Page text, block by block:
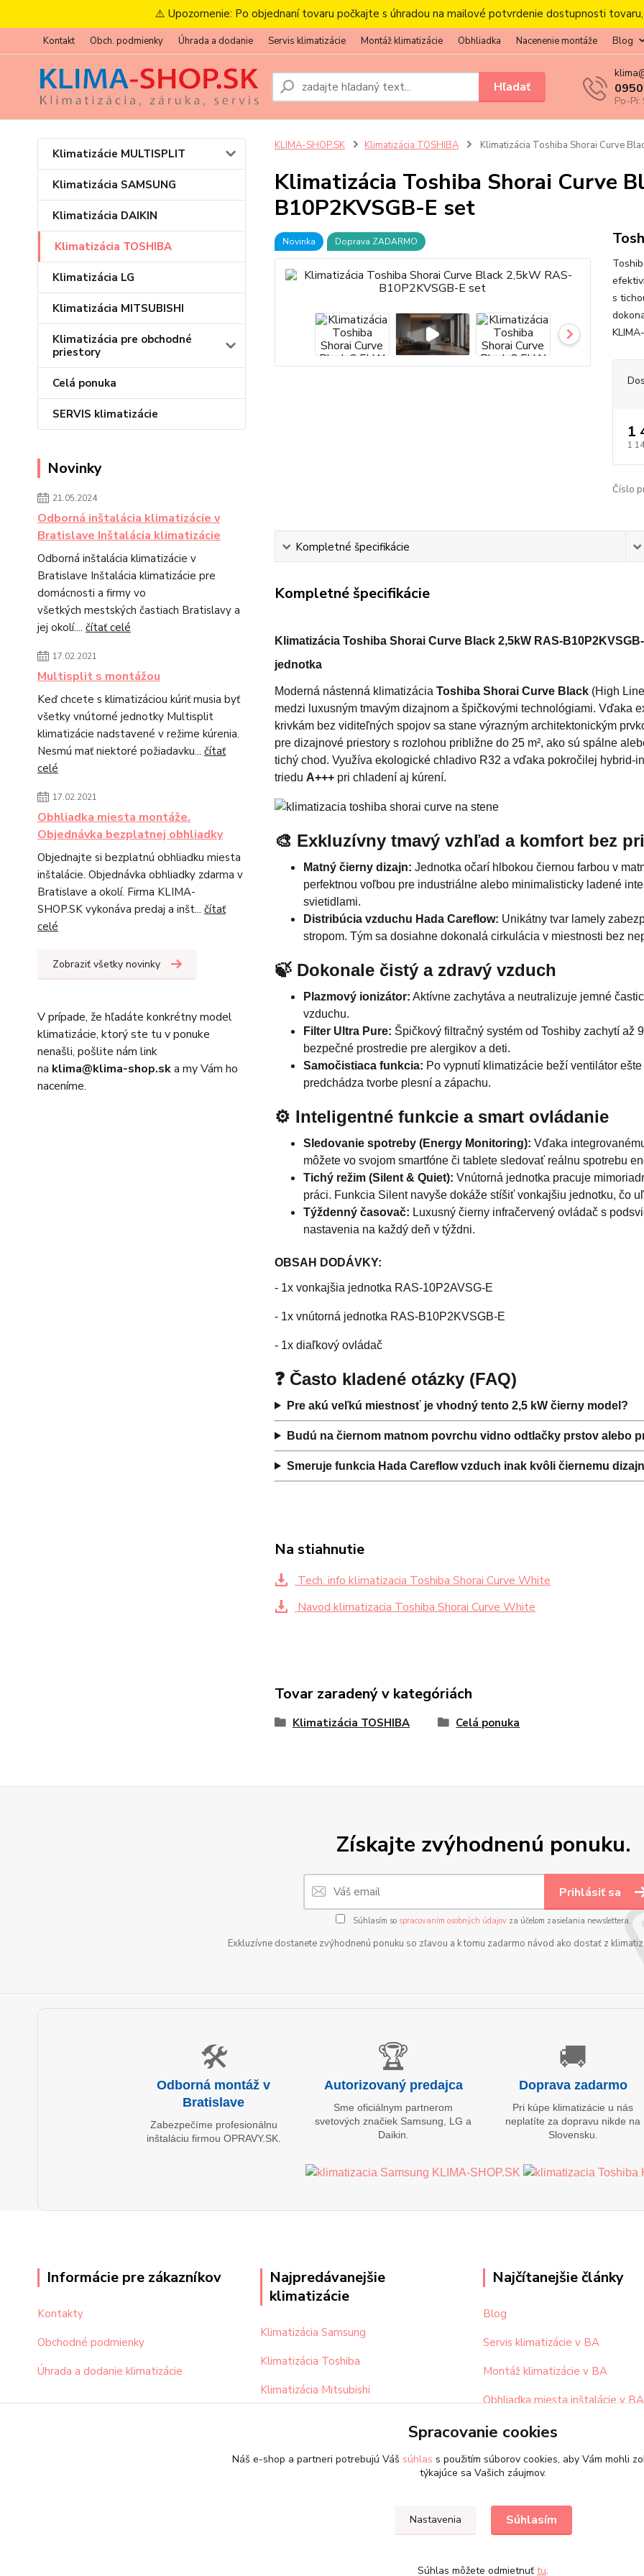
⚠️ Upozornenie: Po objednaní tovaru počkajte s úhradou na mailové potvrdenie dostupnosti
Kontakt Obch. podmienky Úhrada a dodanie Servis klimatizácie Montáž klimatizácie Obhliadka Nacenenie montáže Blog
Hľadať
Po-Pi:
Klimatizácie MULTISPLIT
Klimatizácia SAMSUNG
Klimatizácia DAIKIN
Klimatizácia TOSHIBA
Klimatizácia LG
Klimatizácia MITSUBISHI
Klimatizácia pre obchodné
priestory
Celá ponuka
SERVIS klimatizácie
Novinky
21.05.2024
Odborná inštalácia klimatizácie v
Bratislave Inštalácia klimatizácie
Odborná inštalácia klimatizácie v
Bratislave Inštalácia klimatizácie pre
domácnosti a firmy vo
všetkých mestských častiach Bratislavy a
jej okolí.... čítať celé
17.02.2021
Multisplit s montážou
Keď chcete s klimatizáciou kúriť musia byť
všetky vnútorné jednotky Multisplit
klimatizácie nadstavené v režime kúrenia.
Nesmú mať niektoré požiadavku... čítať
celé
17.02.2021
Obhliadka miesta montáže.
Objednávka bezplatnej obhliadky
Objednajte si bezplatnú obhliadku miesta
inštalácie. Objednávka obhliadky zdarma v
Bratislave a okolí. Firma KLIMA-
SHOP.SK vykonáva predaj a inšt... čítať
celé
Zobraziť všetky novinky
V prípade, že hľadáte konkrétny model
klimatizácie, ktorý ste tu v ponuke
nenašli, pošlite nám link
na klima@klima-shop.ska my Vám ho
naceníme.
KLIMA-SHOP.SK Klimatizácia TOSHIBA Klimatizácia Toshiba Shorai Curve
Klimatizácia Toshiba Shorai Curve
B10P2KVSGB-E set
Novinka Doprava ZADARMO
s
1
1
Číslo
Kompletné špecifikácie
Kompletné špecifikácie
Klimatizácia Toshiba Shorai Curve Black 2,5kW RAS-
jednotka
Moderná nástenná klimatizácia Toshiba Shorai Curve Black(High
medzi luxusným tmavým dizajnom a špičkovými technológiami. Vďaka
krivkám bez viditeľných spojov sa stane výrazným architektonickým
pre dizajnové priestory s rozlohou približne do 25 m², ako sú spálne
tichý chod. Využíva ekologické chladivo R32 a vďaka pokročilej
triedu A+++pri chladení aj kúrení.
🎨 Exkluzívny tmavý vzhľad a komfort bez
Matný čierny dizajn: Jednotka očarí hlbokou čiernou farbou v
perfektnou voľbou pre industriálne alebo minimalisticky ladené
svietidlami.
Distribúcia vzduchu Hada Careflow: Unikátny tvar lamely
stropom. Tým sa dosiahne dokonalá cirkulácia v miestnosti bez
🍃 Dokonale čistý a zdravý vzduch
Plazmový ionizátor: Aktívne zachytáva a neutralizuje jemné
vzduchu.
Filter Ultra Pure: Špičkový filtračný systém od Toshiby zachytí až
bezpečné prostredie pre alergikov a deti.
Samočistiaca funkcia: Po vypnutí klimatizácie beží ventilátor
predchádza tvorbe plesní a zápachu.
⚙️ Inteligentné funkcie a smart ovládanie
Sledovanie spotreby (Energy Monitoring): Vďaka
môžete vo svojom smartfóne či tablete sledovať reálnu spotrebu
Tichý režim (Silent & Quiet): Vnútorná jednotka pracuje
práci. Funkcia Silent navyše dokáže stíšiť vonkajšiu jednotku, čo
Týždenný časovač: Luxusný čierny infračervený ovládač s
nastavenia na každý deň v týždni.
OBSAH DODÁVKY:
- 1x vonkajšia jednotka RAS-10P2AVSG-E
- 1x vnútorná jednotka RAS-B10P2KVSGB-E
- 1x diaľkový ovládač
❓ Často kladené otázky (FAQ)
Pre akú veľkú miestnosť je vhodný tento 2,5 kW čierny model?
Budú na čiernom matnom povrchu vidno odtlačky prstov alebo
Smeruje funkcia Hada Careflow vzduch inak kvôli čiernemu
Na stiahnutie
Tech. info klimatizacia Toshiba Shorai Curve White
Navod klimatizacia Toshiba Shorai Curve White
Tovar zaradený v kategóriách
Klimatizácia TOSHIBA Celá ponuka
Získajte zvýhodnenú ponuku.
Prihlásiť sa
Súhlasím so spracovaním osobných údajovza účelom zasielania newslettera.
Exkluzívne dostanete zvýhodnenú ponuku so zľavou a k tomu zadarmo návod ako dostať z
🛠️
Odborná montáž v
Bratislave
Zabezpečíme profesionálnu
inštaláciu firmou OPRAVY.SK.
🏆
Autorizovaný predajca
Sme oficiálnym partnerom
svetových značiek Samsung, LG a
Daikin.
🚚
Doprava zadarmo
Pri kúpe klimatizácie u nás
neplatíte za dopravu nikde na
Slovensku.
Informácie pre zákazníkov
Kontakty
Obchodné podmienky
Úhrada a dodanie klimatizácie
Najpredávanejšie
klimatizácie
Klimatizácia Samsung
Klimatizácia Toshiba
Klimatizácia Mitsubishi
Najčítanejšie články
Blog
Servis klimatizácie v BA
Montáž klimatizácie v BA
Obhliadka miesta inštalácie v BA
Upravit sběr cookies.
Spracovanie cookies
Náš e-shop a partneri potrebujú Váš súhlas s použitím súborov cookies, aby Vám mohli
týkajúce sa Vašich záujmov.
Nastavenia Súhlasím
Súhlas môžete odmietnuť tu.